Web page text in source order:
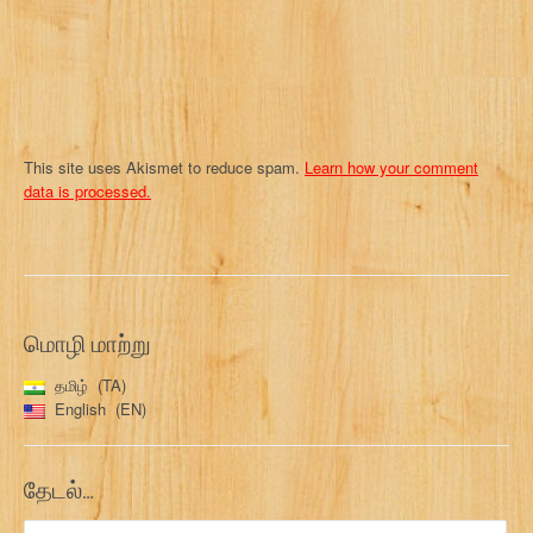
This site uses Akismet to reduce spam. Learn how your comment
data is processed.
மொழி மாற்று
தமிழ்
TA
English
EN
தேடல்…